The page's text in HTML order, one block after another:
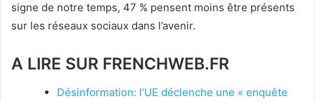
signe de notre temps, 47 % pensent moins être présents
sur les réseaux sociaux dans l’avenir.
A LIRE SUR FRENCHWEB.FR
Désinformation: l’UE déclenche une « enquête